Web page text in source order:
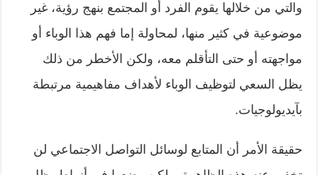
والتي من خلالها يقوم الفرد أو المجتمع بنهج رؤية، غير
موضوعية في كثير منها، لمحاولة إما فهم هذا الوباء أو
مواجهته أو حتى التأقلم معه، ولكن الأخطر من ذلك
يظل السعي لتوظيف الوباء لأهداف مفاهيمية مرتبطة
بآيديولوجيات.
حقيقة الأمر أن المتابع لوسائل التواصل الاجتماعي لن